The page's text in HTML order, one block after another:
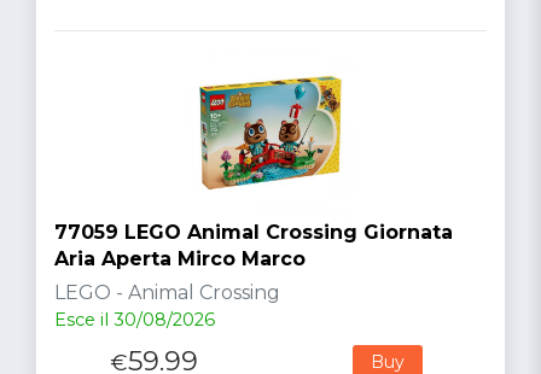
77059 LEGO Animal Crossing Giornata
Aria Aperta Mirco Marco
LEGO - Animal Crossing
Esce il 30/08/2026
€59.99 Buy